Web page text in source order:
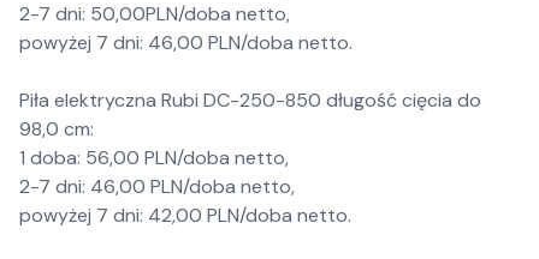
2-7 dni: 50,00PLN/doba netto,
powyżej 7 dni: 46,00 PLN/doba netto.
Piła elektryczna Rubi DC-250-850 długość cięcia do
98,0 cm:
1 doba: 56,00 PLN/doba netto,
2-7 dni: 46,00 PLN/doba netto,
powyżej 7 dni: 42,00 PLN/doba netto.